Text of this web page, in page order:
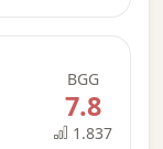
BGG
7.8
1.837